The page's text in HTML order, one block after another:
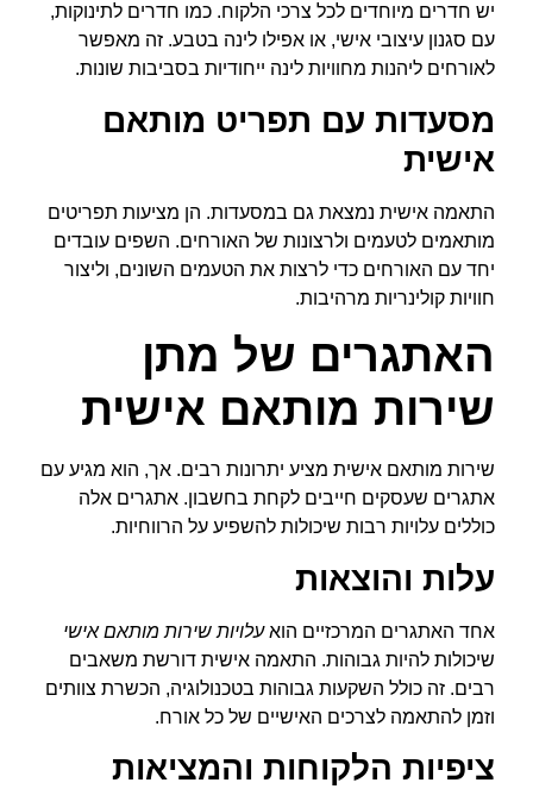
יש חדרים מיוחדים לכל צרכי הלקוח. כמו חדרים לתינוקות,
עם סגנון עיצובי אישי, או אפילו לינה בטבע. זה מאפשר
לאורחים ליהנות מחוויות לינה ייחודיות בסביבות שונות.
מסעדות עם תפריט מותאם
אישית
התאמה אישית נמצאת גם במסעדות. הן מציעות תפריטים
מותאמים לטעמים ולרצונות של האורחים. השפים עובדים
יחד עם האורחים כדי לרצות את הטעמים השונים, וליצור
חוויות קולינריות מרהיבות.
האתגרים של מתן
שירות מותאם אישית
שירות מותאם אישית מציע יתרונות רבים. אך, הוא מגיע עם
אתגרים שעסקים חייבים לקחת בחשבון. אתגרים אלה
כוללים עלויות רבות שיכולות להשפיע על הרווחיות.
עלות והוצאות
אחד האתגרים המרכזיים הואעלויות שירות מותאם אישי
שיכולות להיות גבוהות. התאמה אישית דורשת משאבים
רבים. זה כולל השקעות גבוהות בטכנולוגיה, הכשרת צוותים
וזמן להתאמה לצרכים האישיים של כל אורח.
ציפיות הלקוחות והמציאות